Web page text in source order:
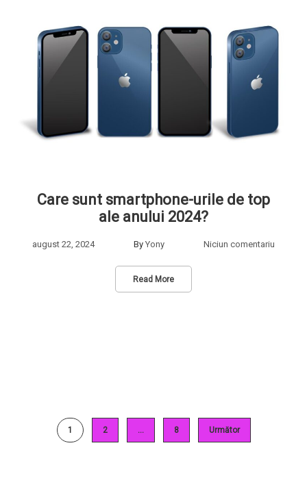
Care sunt smartphone-urile de top
ale anului 2024?
august 22, 2024 By Yony Niciun comentariu
Read More
1 2 … 8 Următor